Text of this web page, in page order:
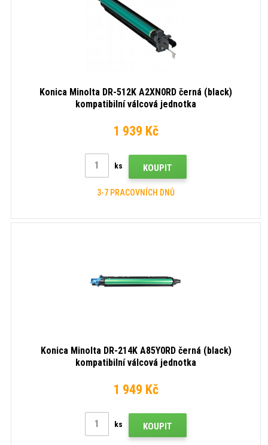
Konica Minolta DR-512K A2XN0RD černá (black)
kompatibilní válcová jednotka
1 939 Kč
ks KOUPIT
3-7 PRACOVNÍCH DNŮ
Konica Minolta DR-214K A85Y0RD černá (black)
kompatibilní válcová jednotka
1 949 Kč
ks KOUPIT